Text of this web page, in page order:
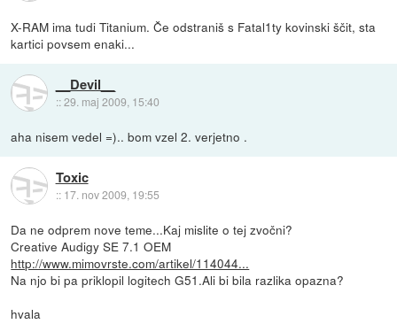
X-RAM ima tudi Titanium. Če odstraniš s Fatal1ty kovinski ščit, sta
kartici povsem enaki...
__Devil__
::29. maj 2009, 15:40
aha nisem vedel =).. bom vzel 2. verjetno .
Toxic
:: 17. nov 2009, 19:55
Da ne odprem nove teme...Kaj mislite o tej zvočni?
Creative Audigy SE 7.1 OEM
http://www.mimovrste.com/artikel/114044...
Na njo bi pa priklopil logitech G51.Ali bi bila razlika opazna?
hvala